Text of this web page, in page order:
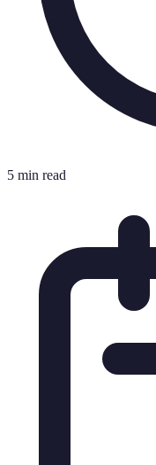
5 min read